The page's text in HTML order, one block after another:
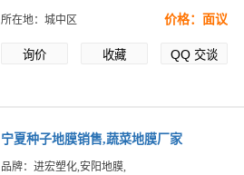
所在地：城中区 价格：面议
询价 收藏 QQ 交谈
宁夏种子地膜销售,蔬菜地膜厂家
品牌：进宏塑化,安阳地膜,